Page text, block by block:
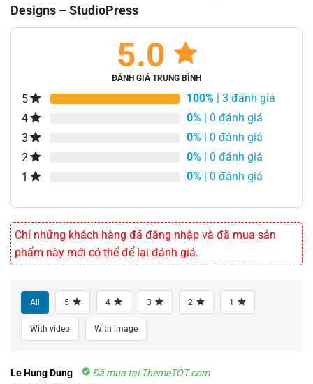
Designs – StudioPress
5.0
ĐÁNH GIÁ TRUNG BÌNH
5 100% | 3 đánh giá
4
0% | 0 đánh giá
3
0% | 0 đánh giá
2
0% | 0 đánh giá
1
0% | 0 đánh giá
Chỉ những khách hàng đã đăng nhập và đã mua sản
phẩm này mới có thể để lại đánh giá.
All 5 4 3 2 1
With video With image
Le Hung Dung Đã mua tại ThemeTOT.com